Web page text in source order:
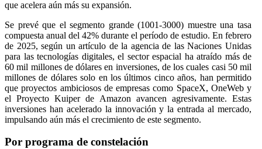
que acelera aún más su expansión.
Se prevé que el segmento grande (1001-3000) muestre una tasa
compuesta anual del 42% durante el período de estudio. En febrero
de 2025, según un artículo de la agencia de las Naciones Unidas
para las tecnologías digitales, el sector espacial ha atraído más de
60 mil millones de dólares en inversiones, de los cuales casi 50 mil
millones de dólares solo en los últimos cinco años, han permitido
que proyectos ambiciosos de empresas como SpaceX, OneWeb y
el Proyecto Kuiper de Amazon avancen agresivamente. Estas
inversiones han acelerado la innovación y la entrada al mercado,
impulsando aún más el crecimiento de este segmento.
Por programa de constelación